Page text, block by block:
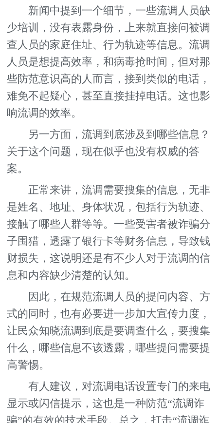
新闻中提到一个细节，一些流调人员缺
少培训，没有表露身份，上来就直接问被调
查人员的家庭住址、行为轨迹等信息。流调
人员是想提高效率，和病毒抢时间，但对那
些防范意识高的人而言，接到类似的电话，
难免不起疑心，甚至直接挂掉电话。这也影
响流调的效率。
另一方面，流调到底涉及到哪些信息？
关于这个问题，现在似乎也没有权威的答
案。
正常来讲，流调需要搜集的信息，无非
是姓名、地址、身体状况，包括行为轨迹、
接触了哪些人群等等。一些受害者被诈骗分
子围猎，透露了银行卡等财务信息，导致钱
财损失，这说明还是有不少人对于流调的信
息和内容缺少清楚的认知。
因此，在规范流调人员的提问内容、方
式的同时，也有必要进一步加大宣传力度，
让民众知晓流调到底是要调查什么，要搜集
什么，哪些信息不该透露，哪些提问需要提
高警惕。
有人建议，对流调电话设置专门的来电
显示或闪信提示，这也是一种防范“流调诈
骗”的有效的技术手段。总之，打击“流调诈